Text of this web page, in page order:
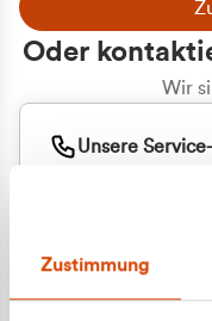
Zustimmung
Oder
Wir
Unsere
+49 177 8376058